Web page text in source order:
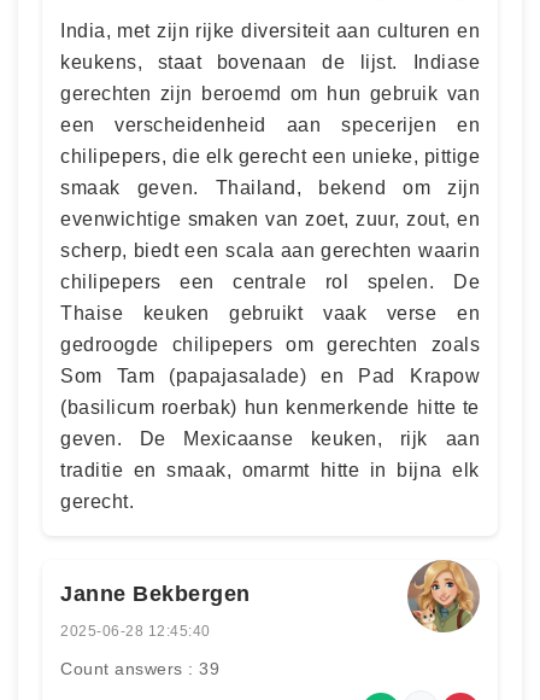
India, met zijn rijke diversiteit aan culturen en
keukens, staat bovenaan de lijst. Indiase
gerechten zijn beroemd om hun gebruik van
een verscheidenheid aan specerijen en
chilipepers, die elk gerecht een unieke, pittige
smaak geven. Thailand, bekend om zijn
evenwichtige smaken van zoet, zuur, zout, en
scherp, biedt een scala aan gerechten waarin
chilipepers een centrale rol spelen. De
Thaise keuken gebruikt vaak verse en
gedroogde chilipepers om gerechten zoals
Som Tam (papajasalade) en Pad Krapow
(basilicum roerbak) hun kenmerkende hitte te
geven. De Mexicaanse keuken, rijk aan
traditie en smaak, omarmt hitte in bijna elk
gerecht.
Janne Bekbergen
2025-06-28 12:45:40
Count answers : 39